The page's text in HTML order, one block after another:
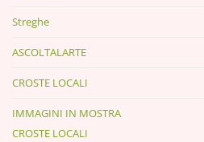
Streghe
ASCOLTALARTE
CROSTE LOCALI
IMMAGINI IN MOSTRA
CROSTE LOCALI